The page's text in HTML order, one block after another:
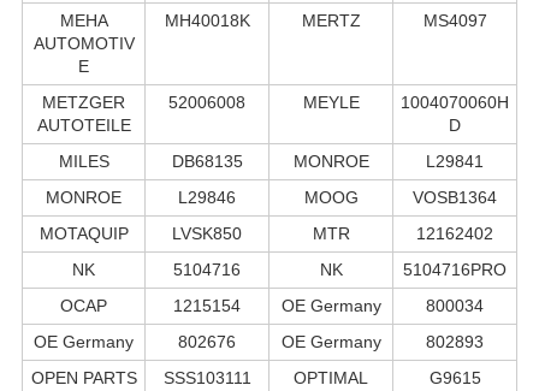
MEHA
AUTOMOTIV
E
MH40018K MERTZ MS4097
METZGER
AUTOTEILE
52006008 MEYLE
1004070060H
D
MILES
DB68135 MONROE
L29841
MONROE
L29846 MOOG
VOSB1364
MOTAQUIP
LVSK850 MTR
12162402
NK
5104716 NK
5104716PRO
OCAP
1215154 OE Germany
800034
OE Germany
802676 OE Germany
802893
OPEN PARTS
SSS103111 OPTIMAL
G9615